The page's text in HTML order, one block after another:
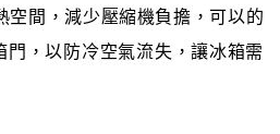
空間，減少壓縮機負擔，可以的
門，以防冷空氣流失，讓冰箱需